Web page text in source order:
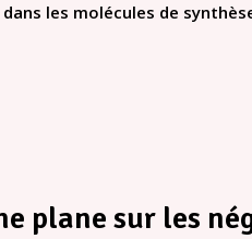
les molécules de
plane sur les